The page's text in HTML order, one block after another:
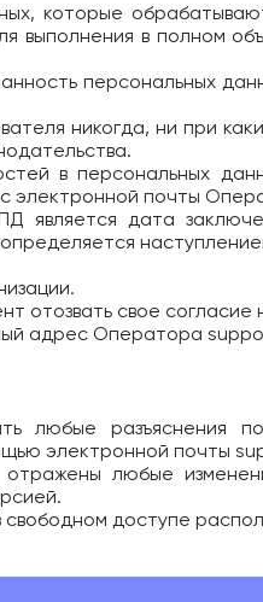
которые
выполнения в полном
персональных
никогда, ни при
в персональных
электронной почты
является дата
отозвать свое
адрес Оператора
любые
электронной почты
любые
свободном доступе